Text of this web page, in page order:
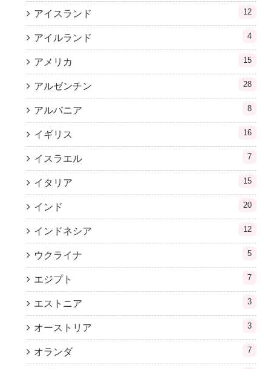
アイスランド 12
アイルランド 4
アメリカ 15
アルゼンチン 28
アルバニア 8
イギリス 16
イスラエル 7
イタリア 15
インド 20
インドネシア 12
ウクライナ 5
エジプト 7
エストニア 3
オーストリア 3
オランダ 7